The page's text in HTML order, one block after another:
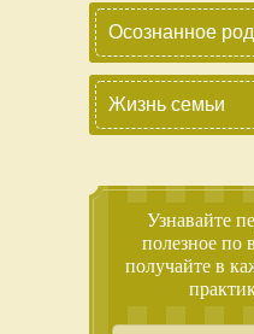
Осознанное
Жизнь семьи
Узнавайте
полезное по
получайте в